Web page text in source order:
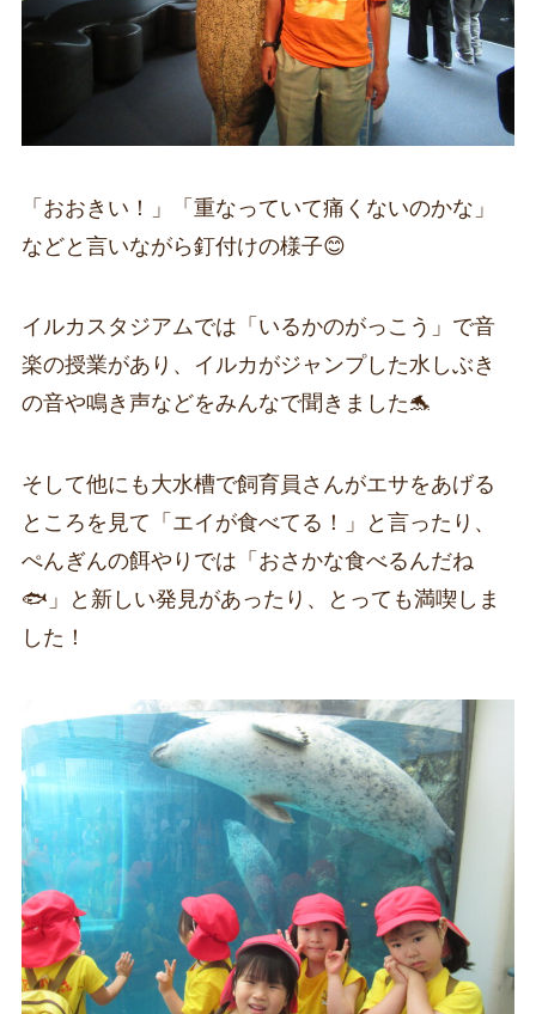
「おおきい！」「重なっていて痛くないのかな」
などと言いながら釘付けの様子😊
イルカスタジアムでは「いるかのがっこう」で音
楽の授業があり、イルカがジャンプした水しぶき
の音や鳴き声などをみんなで聞きました🐬
そして他にも大水槽で飼育員さんがエサをあげる
ところを見て「エイが食べてる！」と言ったり、
ぺんぎんの餌やりでは「おさかな食べるんだね
🐟」と新しい発見があったり、とっても満喫しま
した！